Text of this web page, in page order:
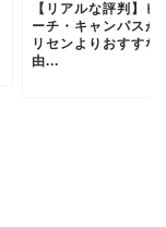
【リアルな評判】ビ
ーチ・キャンパスが
リセンよりおすすな
由...